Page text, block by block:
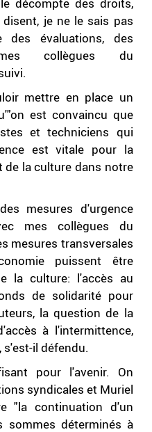
décompte des droits,
je ne le sais pas
des évaluations, des
collègues du
mettre en place un
est convaincu que
et techniciens qui
est vitale pour la
la culture dans notre
mesures d'urgence
mes collègues du
mesures transversales
puissent être
la culture: l'accès au
de solidarité pour
la question de la
à l'intermittence,
s'est-il défendu.
pour l'avenir. On
syndicales et Muriel
"la continuation d'un
sommes déterminés à